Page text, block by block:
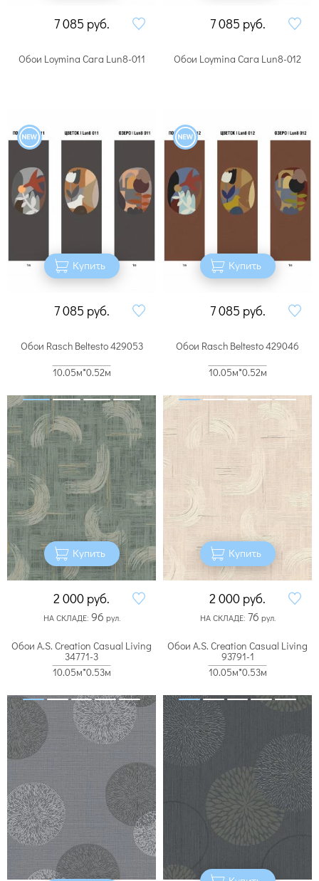
7 085 руб. 7 085 руб.
Обои Loymina Сага Lun8-011
Купить
7 085 руб.
Обои Loymina Сага Lun8-012
Купить
7 085 руб.
Обои Rasch Beltesto 429053
10.05м*0.52м
Купить
2 000 руб.
НА СКЛАДЕ: 96 рул.
Обои Rasch Beltesto 429046
10.05м*0.52м
Купить
2 000 руб.
НА СКЛАДЕ: 76 рул.
Обои A.S. Creation Casual Living
34771-3
10.05м*0.53м
Обои A.S. Creation Casual Living
93791-1
10.05м*0.53м